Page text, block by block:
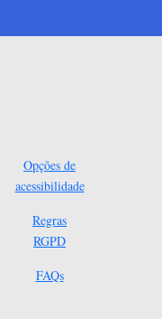
Opções de
acessibilidade
Regras
RGPD
FAQs